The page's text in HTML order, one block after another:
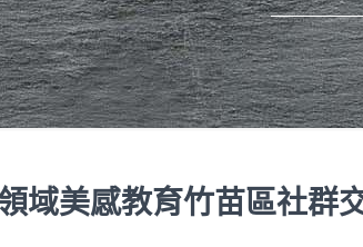
域美感教育竹苗區社群